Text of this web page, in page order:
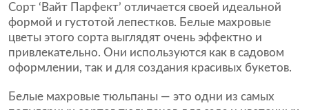
Сорт ‘Вайт Парфект’ отличается своей идеальной
формой и густотой лепестков. Белые махровые
цветы этого сорта выглядят очень эффектно и
привлекательно. Они используются как в садовом
оформлении, так и для создания красивых букетов.
Белые махровые тюльпаны — это одни из самых